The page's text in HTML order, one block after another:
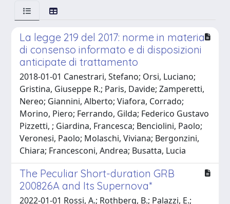
La legge 219 del 2017: norme in materia
di consenso informato e di disposizioni
anticipate di trattamento
2018-01-01 Canestrari, Stefano; Orsi, Luciano;
Gristina, Giuseppe R.; Paris, Davide; Zamperetti,
Nereo; Giannini, Alberto; Viafora, Corrado;
Morino, Piero; Ferrando, Gilda; Federico Gustavo
Pizzetti, ; Giardina, Francesca; Benciolini, Paolo;
Veronesi, Paolo; Molaschi, Viviana; Bergonzini,
Chiara; Francesconi, Andrea; Busatta, Lucia
The Peculiar Short-duration GRB
200826A and Its Supernova*
2022-01-01 Rossi, A.; Rothberg, B.; Palazzi, E.;